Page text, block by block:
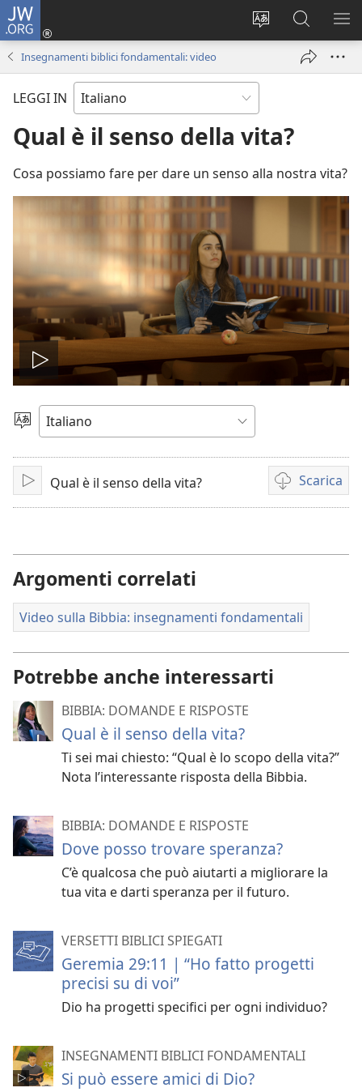
JW.ORG
Modificare
Accedi
(apre
finestra)
Cerca
in
JW.ORG
Insegnamenti biblici fondamentali: video
LEGGI IN
Qual è il senso della vita?
Cosa possiamo fare per dare un senso alla nostra vita?
Play
Scegli
lingua
PlayQual è il senso della vita? Scarica
Opzioni
per
Argomenti correlati
Video sulla Bibbia: insegnamenti fondamentali
Potrebbe anche interessarti
BIBBIA: DOMANDE E RISPOSTE
Qual è il senso della vita?
Ti sei mai chiesto: “Qual è lo scopo della vita?”
Nota l’interessante risposta della Bibbia.
BIBBIA: DOMANDE E RISPOSTE
Dove posso trovare speranza?
C’è qualcosa che può aiutarti a migliorare la
tua vita e darti speranza per il futuro.
VERSETTI BIBLICI SPIEGATI
Geremia 29:11 | “Ho fatto progetti
precisi su di voi”
Dio ha progetti specifici per ogni individuo?
INSEGNAMENTI BIBLICI FONDAMENTALI
Si può essere amici di Dio?